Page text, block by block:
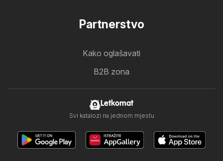
Partnerstvo
Kako oglašavati
B2B zona
Letkomat
Svi katalozi na jednom mjestu